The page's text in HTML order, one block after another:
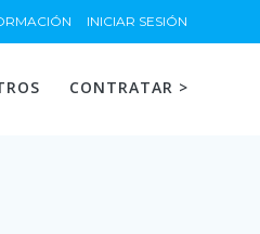
INICIAR SESIÓN
CONTRATAR >